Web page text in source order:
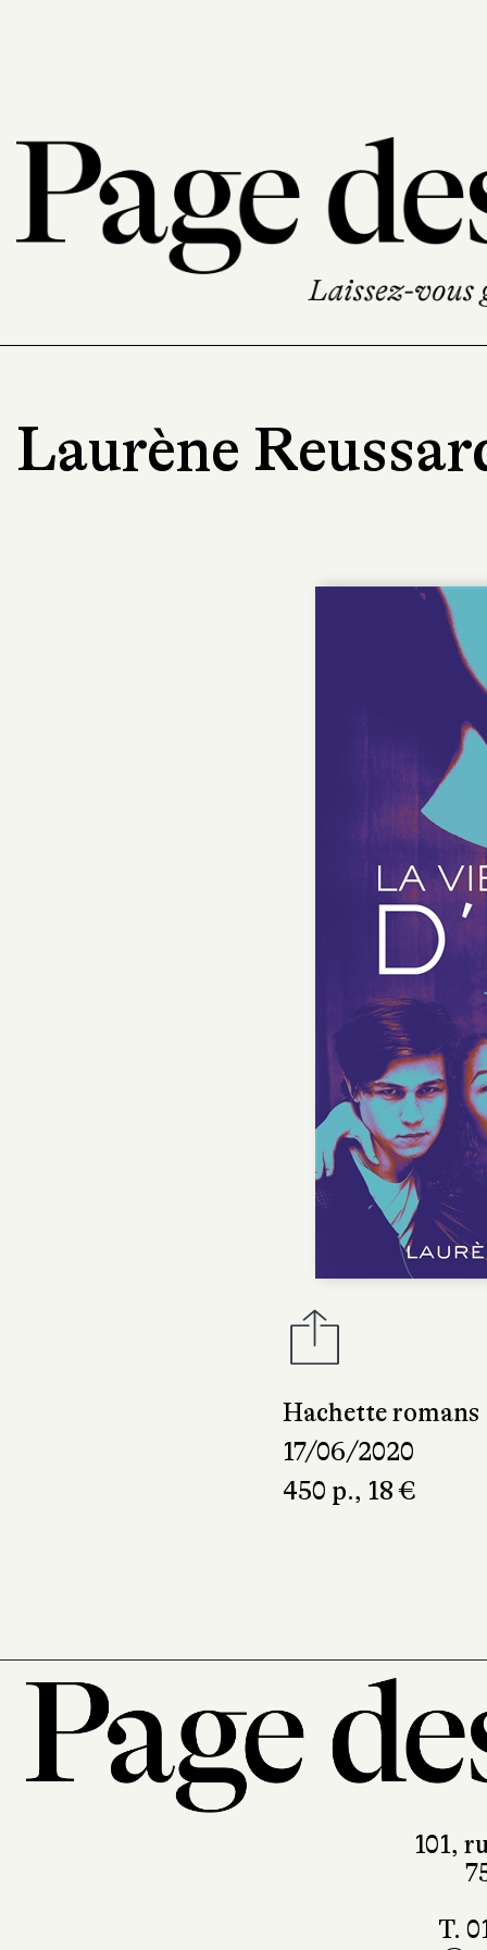
Laurène
Hachette romans
17/06/2020
450 p., 18 €
101,
T.